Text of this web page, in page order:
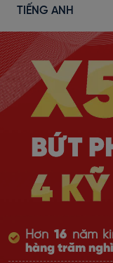
TIẾNG ANH
Hơn 16năm
hàng trăm